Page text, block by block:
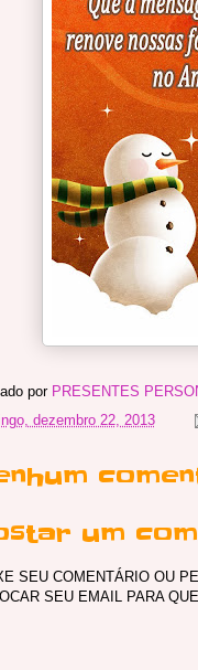
por PRESENTES
dezembro 22, 2013
um
SEU COMENTÁRIO OU
SEU EMAIL PARA